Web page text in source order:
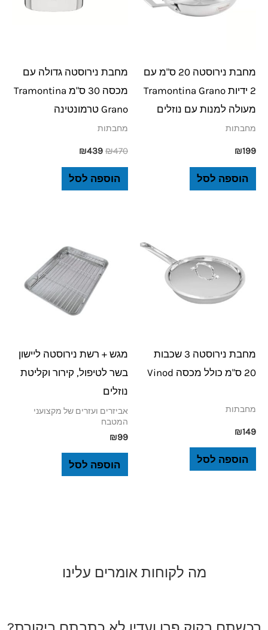
מחבת נירוסטה 20 ס"מ עם
2 ידיות Tramontina Grano
מעולה למנות עם נוזלים
מחבתות
₪199
הוספה לסל
מחבת נירוסטה גדולה עם
מכסה 30 ס"מ Tramontina
Grano טרמונטינה
מחבתות
₪470
₪439
הוספה לסל
מחבת נירוסטה 3 שכבות
20 ס"מ כולל מכסה Vinod
מחבתות
₪149
הוספה לסל
מגש + רשת נירוסטה ליישון
בשר לטיפול, קירור וקליטת
נוזלים
אביזרים ועזרים של מקצועני
המטבח
₪99
הוספה לסל
מה לקוחות אומרים עלינו